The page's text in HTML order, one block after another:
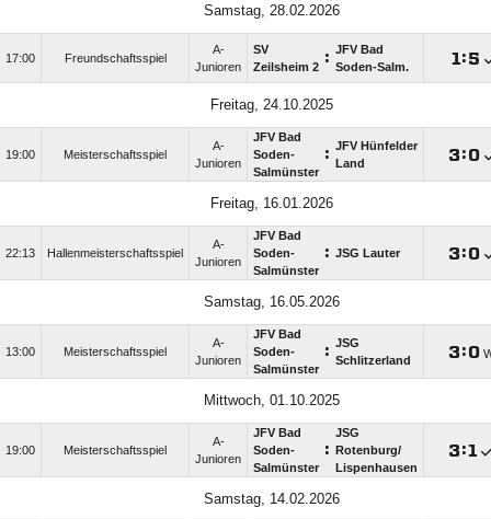
Samstag, 28.02.2026
17:00 Freundschaftsspiel
A-
Junioren
SV
Zeilsheim 2 : JFV Bad
Soden-Salm.
:
Freitag, 24.10.2025
19:00 Meisterschaftsspiel
A-
Junioren
JFV Bad
Soden-
Salmünster
: JFV Hünfelder
Land
:
Freitag, 16.01.2026
22:13 Hallenmeisterschaftsspiel
A-
Junioren
JFV Bad
Soden-
Salmünster
: JSG Lauter :
Samstag, 16.05.2026
13:00 Meisterschaftsspiel
A-
Junioren
JFV Bad
Soden-
Salmünster
: JSG
Schlitzerland
:
Mittwoch, 01.10.2025
19:00 Meisterschaftsspiel
A-
Junioren
JFV Bad
Soden-
Salmünster
:
JSG
Rotenburg/​
Lispenhausen
:
Samstag, 14.02.2026